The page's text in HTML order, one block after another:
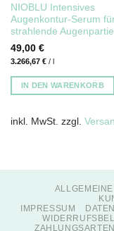
NIOBLU Intensives
Augenkontur-Serum
strahlende Augenpartie
49,00 €
3.266,67 €/ l
IN DEN WARENKORB
inkl. MwSt. zzgl.
IMPRESSUM
ZAHLUNGSARTEN